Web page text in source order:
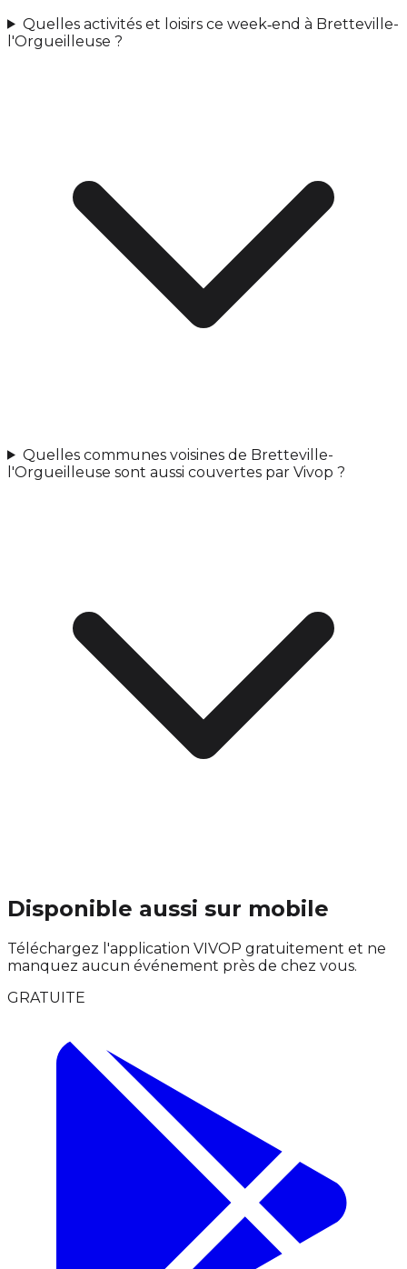
Quelles activités et loisirs ce week‑end à Bretteville-
l'Orgueilleuse ?
Quelles communes voisines de Bretteville-
l'Orgueilleuse sont aussi couvertes par Vivop ?
Disponible aussi sur mobile
Téléchargez l'application VIVOP gratuitement et ne
manquez aucun événement près de chez vous.
GRATUITE